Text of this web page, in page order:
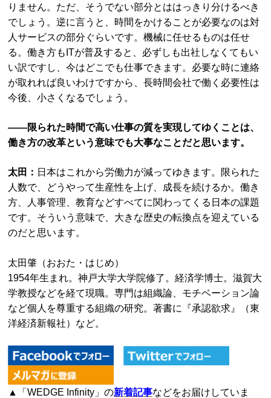
りません。ただ、そうでない部分とははっきり分けるべき
でしょう。逆に言うと、時間をかけることが必要なのは対
人サービスの部分ぐらいです。機械に任せるものは任せ
る。働き方もITが普及すると、必ずしも出社しなくてもい
い訳ですし、今はどこでも仕事できます。必要な時に連絡
が取れれば良いわけですから、長時間会社で働く必要性は
今後、小さくなるでしょう。
――限られた時間で高い仕事の質を実現してゆくことは、
働き方の改革という意味でも大事なことだと思います。
太田： 日本はこれから労働力が減ってゆきます。限られた
人数で、どうやって生産性を上げ、成長を続けるか。働き
方、人事管理、教育などすべてに関わってくる日本の課題
です。そういう意味で、大きな歴史の転換点を迎えている
のだと思います。
太田肇（おおた・はじめ）
1954年生まれ。神戸大学大学院修了。経済学博士。滋賀大
学教授などを経て現職。専門は組織論、モチベーション論
など個人を尊重する組織の研究。著書に『承認欲求』（東
洋経済新報社）など。
▲「WEDGE Infinity」の新着記事などをお届けしていま